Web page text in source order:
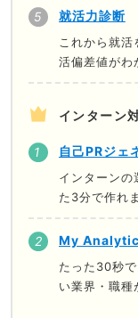
就活力診断
これから就
活偏差値がわ
インターン
自己PRジェ
インターンの
た3分で作れ
My
たった30秒
い業界・職種